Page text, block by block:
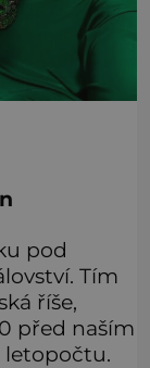
pod
Tím
říše,
před naším
letopočtu.